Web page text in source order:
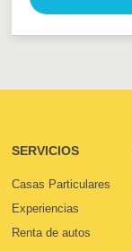
SERVICIOS
Casas Particulares
Experiencias
Renta de autos